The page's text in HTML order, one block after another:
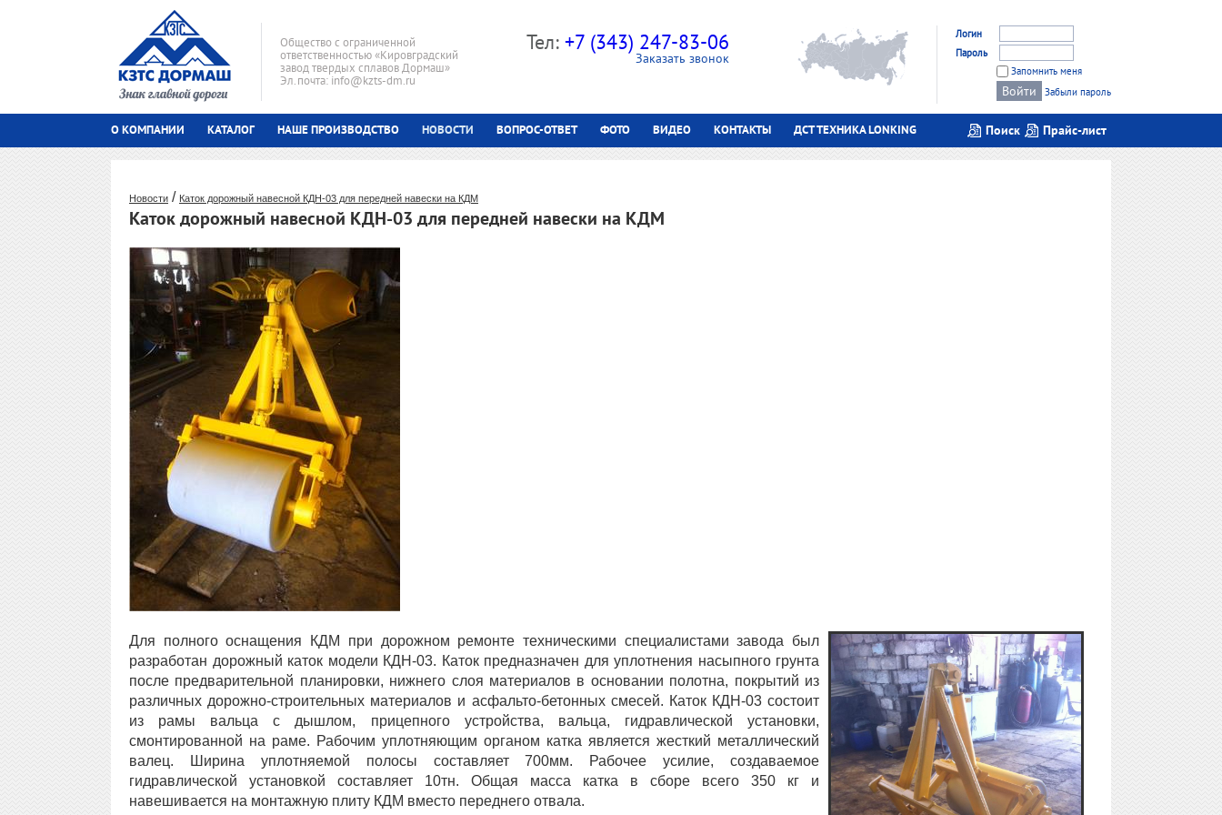
Общество с ограниченной
ответственностью «Кировградский
завод твердых сплавов Дормаш»
Эл.почта: info@kzts-dm.ru
Тел: +7 (343) 247-83-06
Заказать звонок
Логин
Пароль
Запомнить меня
Забыли пароль
О КОМПАНИИ КАТАЛОГ НАШЕ ПРОИЗВОДСТВО НОВОСТИ ВОПРОС-ОТВЕТ ФОТО ВИДЕО КОНТАКТЫ ДСТ ТЕХНИКА LONKING Прайс-лист
Поиск
Новости / Каток дорожный навесной КДН-03 для передней навески на КДМ
Каток дорожный навесной КДН-03 для передней навески на КДМ
Для полного оснащения КДМ при дорожном ремонте техническими специалистами завода был
разработан дорожный каток модели КДН-03. Каток предназначен для уплотнения насыпного грунта
после предварительной планировки, нижнего слоя материалов в основании полотна, покрытий из
различных дорожно-строительных материалов и асфальто-бетонных смесей. Каток КДН-03 состоит
из рамы вальца с дышлом, прицепного устройства, вальца, гидравлической установки,
смонтированной на раме. Рабочим уплотняющим органом катка является жесткий металлический
валец. Ширина уплотняемой полосы составляет 700мм. Рабочее усилие, создаваемое
гидравлической установкой составляет 10тн. Общая масса катка в сборе всего 350 кг и
навешивается на монтажную плиту КДМ вместо переднего отвала.